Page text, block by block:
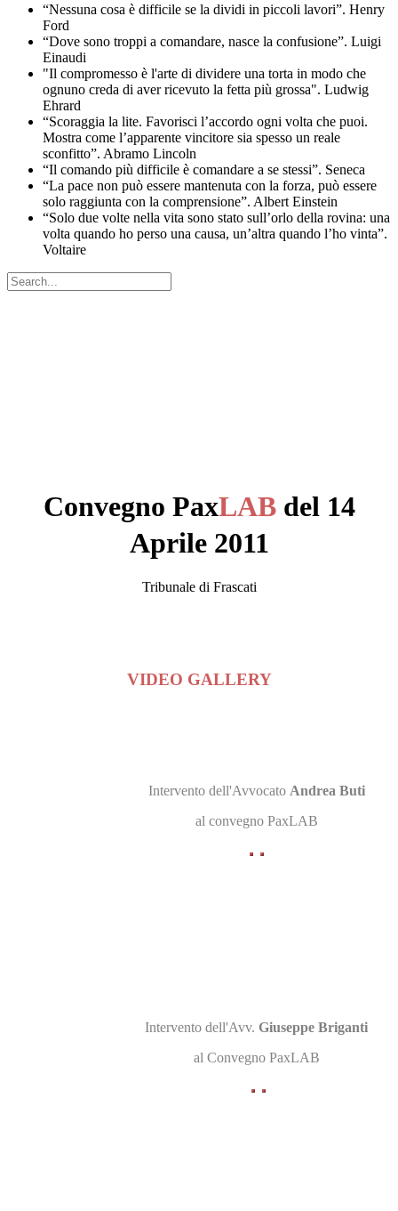
“Nessuna cosa è difficile se la dividi in piccoli lavori”. Henry
Ford
“Dove sono troppi a comandare, nasce la confusione”. Luigi
Einaudi
"Il compromesso è l'arte di dividere una torta in modo che
ognuno creda di aver ricevuto la fetta più grossa". Ludwig
Ehrard
“Scoraggia la lite. Favorisci l’accordo ogni volta che puoi.
Mostra come l’apparente vincitore sia spesso un reale
sconfitto”. Abramo Lincoln
“Il comando più difficile è comandare a se stessi”. Seneca
“La pace non può essere mantenuta con la forza, può essere
solo raggiunta con la comprensione”. Albert Einstein
“Solo due volte nella vita sono stato sull’orlo della rovina: una
volta quando ho perso una causa, un’altra quando l’ho vinta”.
Voltaire
Convegno PaxLABdel 14
Aprile 2011
Tribunale di Frascati
VIDEO GALLERY
Intervento dell'Avvocato Andrea Buti
al convegno PaxLAB
Intervento dell'Avv. Giuseppe Briganti
al Convegno PaxLAB